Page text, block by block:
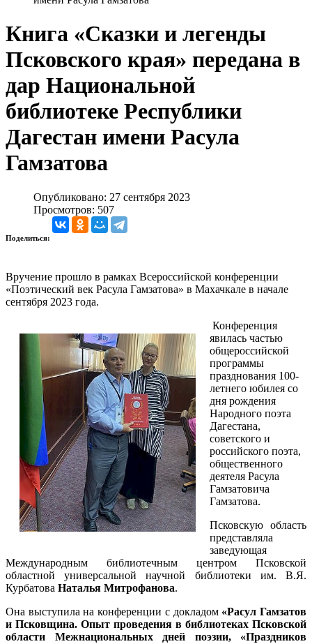
Книга «Сказки и легенды
Псковского края» передана в
дар Национальной
библиотеке Республики
Дагестан имени Расула
Гамзатова
Опубликовано: 27 сентября 2023
Просмотров: 507
Поделиться:
Вручение прошло в рамках Всероссийской конференции
«Поэтический век Расула Гамзатова» в Махачкале в начале
сентября 2023 года.
Конференция
явилась частью
общероссийской
программы
празднования 100-
летнего юбилея со
дня рождения
Народного поэта
Дагестана,
советского и
российского поэта,
общественного
деятеля Расула
Гамзатовича
Гамзатова.
Псковскую область
представляла
заведующая
Международным библиотечным центром Псковской
областной универсальной научной библиотеки им. В.Я.
Курбатова Наталья Митрофанова.
Она выступила на конференции с докладом «Расул Гамзатов
и Псковщина. Опыт проведения в библиотеках Псковской
области Межнациональных дней поэзии, «Праздников